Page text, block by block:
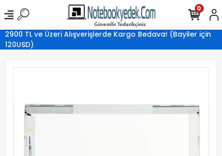
2900 TL ve Üzeri Alışverişlerde Kargo Bedava! (Bayiler için
120USD)
0